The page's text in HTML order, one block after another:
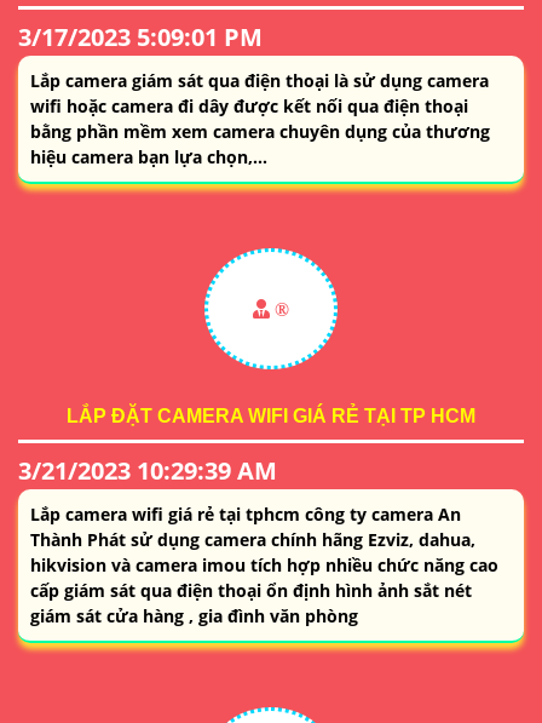
3/17/2023 5:09:01 PM
Lắp camera giám sát qua điện thoại là sử dụng camera
wifi hoặc camera đi dây được kết nối qua điện thoại
bằng phần mềm xem camera chuyên dụng của thương
hiệu camera bạn lựa chọn,...
®️
LẮP ĐẶT CAMERA WIFI GIÁ RẺ TẠI TP HCM
3/21/2023 10:29:39 AM
Lắp camera wifi giá rẻ tại tphcm công ty camera An
Thành Phát sử dụng camera chính hãng Ezviz, dahua,
hikvision và camera imou tích hợp nhiều chức năng cao
cấp giám sát qua điện thoại ổn định hình ảnh sắt nét
giám sát cửa hàng , gia đình văn phòng